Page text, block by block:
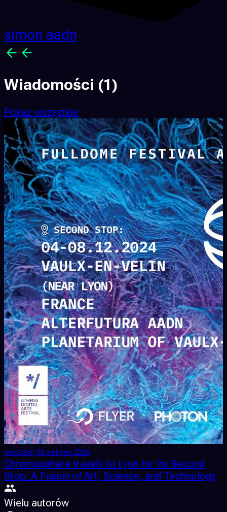
simon aadn
Wiadomości (1)
Pokaż wszystkie
niedziela, 00 sierpień 2026
Chromosphere travels to Lyon for Its Second
Stop: A Fusion of Art, Science, and Technology
Wielu autorów